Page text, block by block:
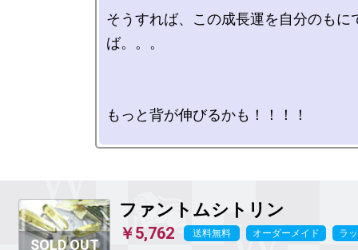
そうすれば、この成長運を自分のもに
ば。。。
もっと背が伸びるかも！！！！
ファントムシトリン
￥5,762 送料無料 オーダーメイド ラ